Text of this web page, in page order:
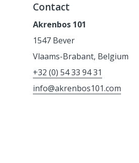
Contact
Akrenbos 101
1547 Bever
Vlaams-Brabant, Belgium
+32 (0) 54 33 94 31
info@akrenbos101.com